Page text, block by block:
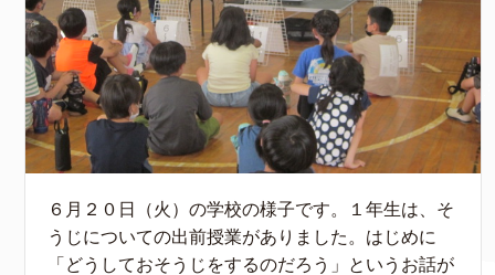
６月２０日（火）の学校の様子です。１年生は、そ
うじについての出前授業がありました。はじめに
「どうしておそうじをするのだろう」というお話が